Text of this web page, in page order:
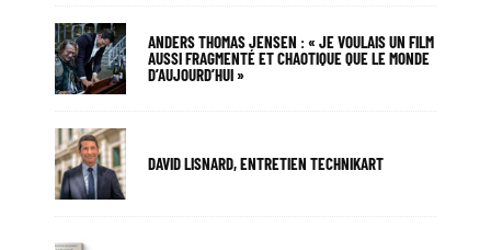
ANDERS THOMAS JENSEN : « JE VOULAIS UN FILM
AUSSI FRAGMENTÉ ET CHAOTIQUE QUE LE MONDE
D’AUJOURD’HUI »
DAVID LISNARD, ENTRETIEN TECHNIKART